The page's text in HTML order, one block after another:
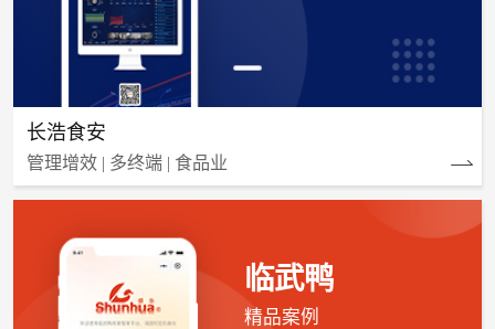
长浩食安
管理增效 | 多终端 | 食品业
临武鸭
精品案例